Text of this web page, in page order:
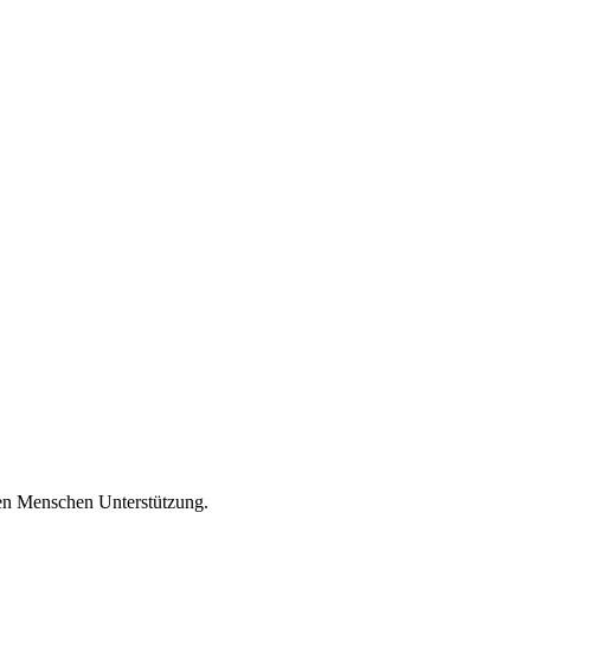
Menschen Unterstützung.